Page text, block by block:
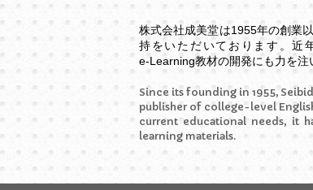
23. CD1 - Track23
24. CD1 - Track24
25. CD1 - Track25
26. CD1 - Track26
27. CD1 - Track27
28. CD1 - Track28
29. CD1 - Track29
株式会社成美堂は1955年の創業
持をいただいております。近
e-Learning教材の開発にも力を注
Since its founding in 1955,
publisher of college-level
current educational needs, it
learning materials.